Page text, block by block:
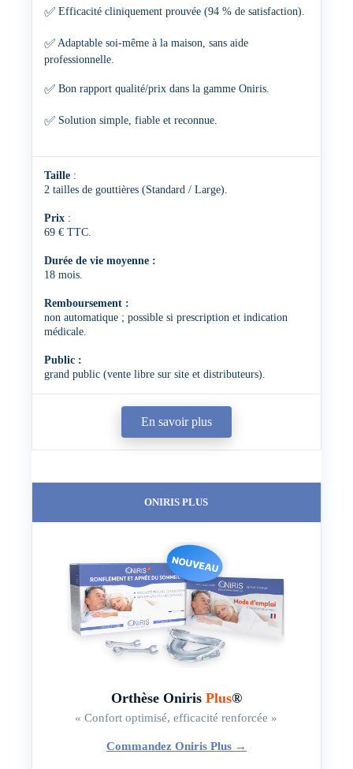
✅ Efficacité cliniquement prouvée (94 % de satisfaction).
✅ Adaptable soi-même à la maison, sans aide
professionnelle.
✅ Bon rapport qualité/prix dans la gamme Oniris.
✅ Solution simple, fiable et reconnue.
Taille :
2 tailles de gouttières (Standard / Large).
Prix :
69 € TTC.
Durée de vie moyenne :
18 mois.
Remboursement :
non automatique ; possible si prescription et indication
médicale.
Public :
grand public (vente libre sur site et distributeurs).
En savoir plus
ONIRIS PLUS
Orthèse Oniris Plus®
« Confort optimisé, efficacité renforcée »
Commandez Oniris Plus→